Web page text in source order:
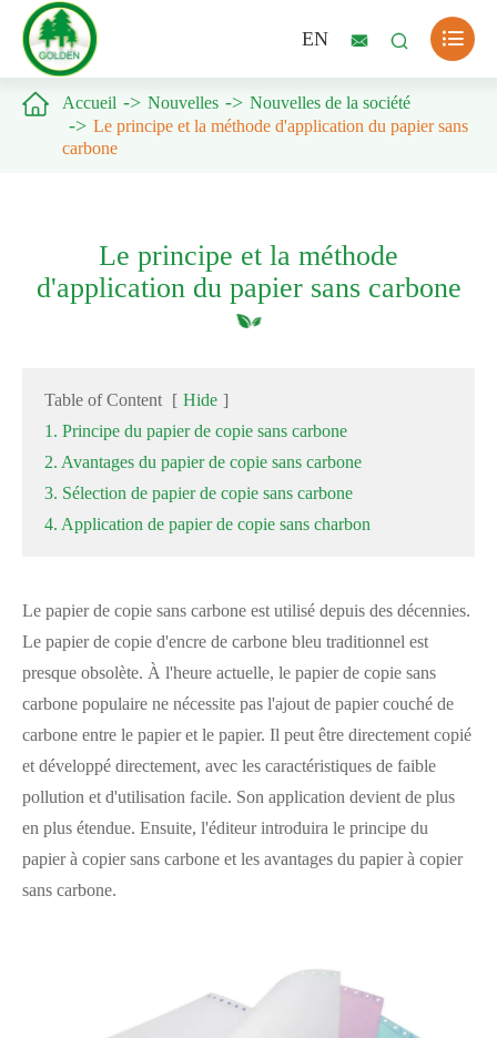
EN   
 Accueil Nouvelles
Nouvelles de la société
Le principe et la méthode d'application du papier sans
carbone
Le principe et la méthode
d'application du papier sans carbone
Table of Content [ Hide ]
1. Principe du papier de copie sans carbone
2. Avantages du papier de copie sans carbone
3. Sélection de papier de copie sans carbone
4. Application de papier de copie sans charbon
Le papier de copie sans carbone est utilisé depuis des décennies.
Le papier de copie d'encre de carbone bleu traditionnel est
presque obsolète. À l'heure actuelle, le papier de copie sans
carbone populaire ne nécessite pas l'ajout de papier couché de
carbone entre le papier et le papier. Il peut être directement copié
et développé directement, avec les caractéristiques de faible
pollution et d'utilisation facile. Son application devient de plus
en plus étendue. Ensuite, l'éditeur introduira le principe du
papier à copier sans carbone et les avantages du papier à copier
sans carbone.